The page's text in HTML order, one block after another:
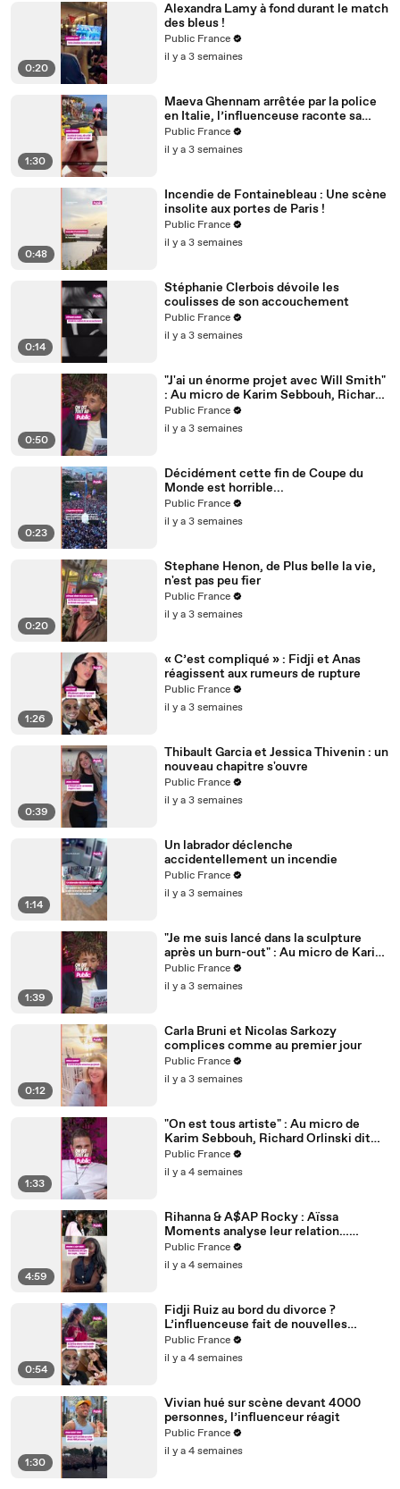
0:20
Alexandra Lamy à fond durant le match
des bleus !
Public France
il y a 3 semaines
1:30
Maeva Ghennam arrêtée par la police
en Italie, l’influenceuse raconte sa
mésaventure
Public France
il y a 3 semaines
0:48
Incendie de Fontainebleau : Une scène
insolite aux portes de Paris !
Public France
il y a 3 semaines
0:14
Stéphanie Clerbois dévoile les
coulisses de son accouchement
Public France
il y a 3 semaines
0:50
"J'ai un énorme projet avec Will Smith"
: Au micro de Karim Sebbouh, Richard
Orlinski dit tout au Public
Public France
il y a 3 semaines
0:23
Décidément cette fin de Coupe du
Monde est horrible...
Public France
il y a 3 semaines
0:20
Stephane Henon, de Plus belle la vie,
n'est pas peu fier
Public France
il y a 3 semaines
1:26
« C’est compliqué » : Fidji et Anas
réagissent aux rumeurs de rupture
Public France
il y a 3 semaines
0:39
Thibault Garcia et Jessica Thivenin : un
nouveau chapitre s'ouvre
Public France
il y a 3 semaines
1:14
Un labrador déclenche
accidentellement un incendie
Public France
il y a 3 semaines
1:39
"Je me suis lancé dans la sculpture
après un burn-out" : Au micro de Karim
Sebbouh, Richard Orlinski dit tout au
Public
Public France
il y a 3 semaines
0:12
Carla Bruni et Nicolas Sarkozy
complices comme au premier jour
Public France
il y a 3 semaines
1:33
"On est tous artiste" : Au micro de
Karim Sebbouh, Richard Orlinski dit
tout au Public
Public France
il y a 4 semaines
4:59
Rihanna & A$AP Rocky : Aïssa
Moments analyse leur relation…
Couple toxique ? Rihanna serait-elle
malheureuse ?
Public France
il y a 4 semaines
0:54
Fidji Ruiz au bord du divorce ?
L’influenceuse fait de nouvelles
confidences
Public France
il y a 4 semaines
1:30
Vivian hué sur scène devant 4000
personnes, l’influenceur réagit
Public France
il y a 4 semaines